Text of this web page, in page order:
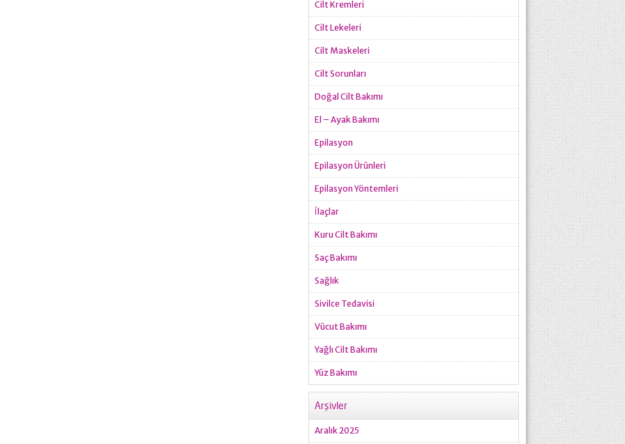
Cilt Kremleri
Cilt Lekeleri
Cilt Maskeleri
Cilt Sorunları
Doğal Cilt Bakımı
El – Ayak Bakımı
Epilasyon
Epilasyon Ürünleri
Epilasyon Yöntemleri
İlaçlar
Kuru Cilt Bakımı
Saç Bakımı
Sağlık
Sivilce Tedavisi
Vücut Bakımı
Yağlı Cilt Bakımı
Yüz Bakımı
Arşivler
Aralık 2025